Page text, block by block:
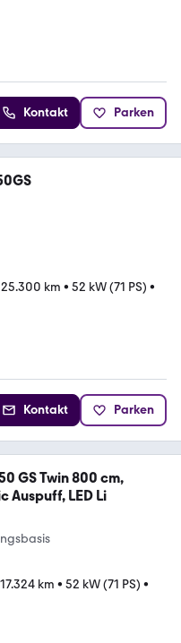
Kontakt Parken
25.300 km • 52 kW (71 PS) •
Kontakt Parken
GS Twin 800 cm,
Akrapovic Auspuff, LED Li
17.324 km • 52 kW (71 PS) •